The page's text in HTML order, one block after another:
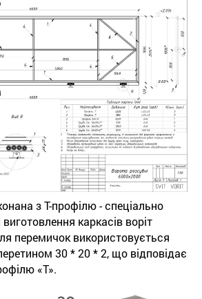
з Т-профілю - спеціально
каркасів воріт
перемичок використовується
30 * 20 * 2, що відповідає
«Т».